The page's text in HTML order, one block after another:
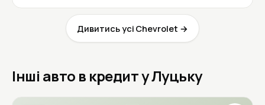
Дивитись усі Chevrolet →
Інші авто в кредит у Луцьку